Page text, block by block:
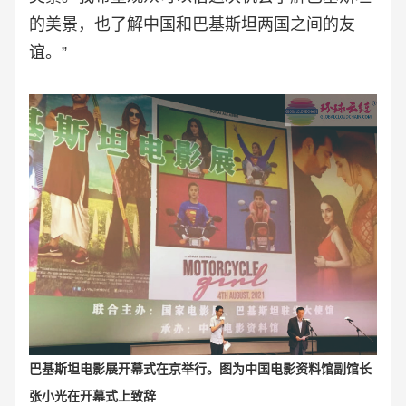
的美景，也了解中国和巴基斯坦两国之间的友
谊。”
巴基斯坦电影展开幕式在京举行。图为中国电影资料馆副馆长
张小光在开幕式上致辞